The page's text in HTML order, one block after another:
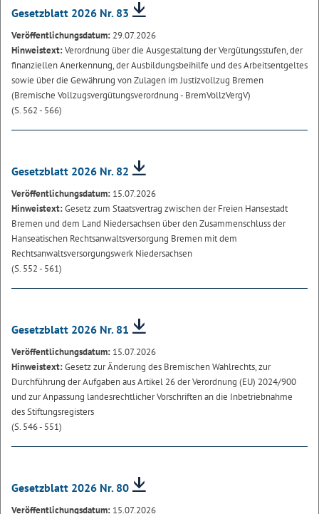
Gesetzblatt 2026 Nr. 83
Veröffentlichungsdatum: 29.07.2026
Hinweistext:Verordnung über die Ausgestaltung der Vergütungsstufen, der
finanziellen Anerkennung, der Ausbildungsbeihilfe und des Arbeitsentgeltes
sowie über die Gewährung von Zulagen im Justizvollzug Bremen
(Bremische Vollzugsvergütungsverordnung - BremVollzVergV)
(S. 562 - 566)
Gesetzblatt 2026 Nr. 82
Veröffentlichungsdatum: 15.07.2026
Hinweistext:Gesetz zum Staatsvertrag zwischen der Freien Hansestadt
Bremen und dem Land Niedersachsen über den Zusammenschluss der
Hanseatischen Rechtsanwaltsversorgung Bremen mit dem
Rechtsanwaltsversorgungswerk Niedersachsen
(S. 552 - 561)
Gesetzblatt 2026 Nr. 81
Veröffentlichungsdatum: 15.07.2026
Hinweistext:Gesetz zur Änderung des Bremischen Wahlrechts, zur
Durchführung der Aufgaben aus Artikel 26 der Verordnung (EU) 2024/900
und zur Anpassung landesrechtlicher Vorschriften an die Inbetriebnahme
des Stiftungsregisters
(S. 546 - 551)
Gesetzblatt 2026 Nr. 80
Veröffentlichungsdatum: 15.07.2026